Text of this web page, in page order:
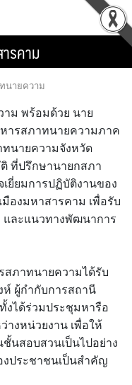
รคาม
นายความ
าม พร้อมด้วย นาย
ารสภาทนายความภาค
นายความจังหวัด
ที่ปรึกษานายกสภา
ยี่ยมการปฏิบัติงานของ
องมหาสารคาม เพื่อรับ
และแนวทางพัฒนาการ
สภาทนายความได้รับ
ห์ ผู้กำกับการสถานี
งได้ร่วมประชุมหารือ
งหน่วยงาน เพื่อให้
นสอบสวนเป็นไปอย่าง
งประชาชนเป็นสำคัญ